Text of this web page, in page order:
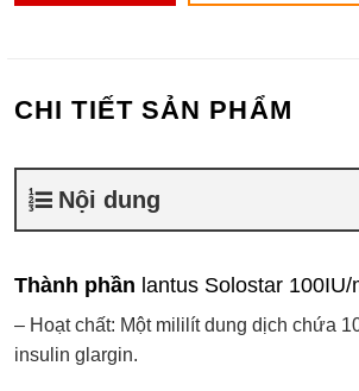
CHI TIẾT SẢN PHẨM
Nội dung
Thành phần lantus Solostar 100IU/
– Hoạt chất: Một mililít dung dịch chứa
insulin glargin.